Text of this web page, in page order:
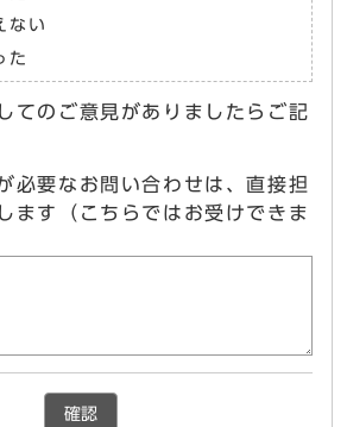
ない
た
てのご意見がありましたらご記
必要なお問い合わせは、直接担
ます（こちらではお受けできま
確認